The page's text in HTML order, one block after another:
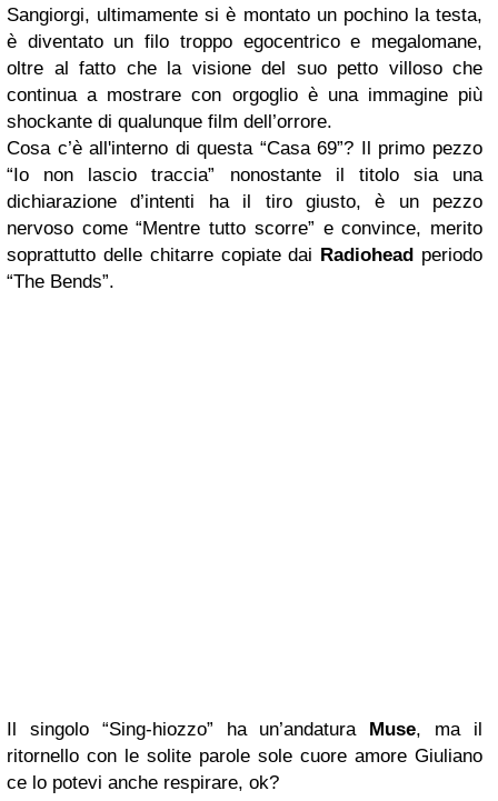
Sangiorgi, ultimamente si è montato un pochino la testa,
è diventato un filo troppo egocentrico e megalomane,
oltre al fatto che la visione del suo petto villoso che
continua a mostrare con orgoglio è una immagine più
shockante di qualunque film dell’orrore.
Cosa c’è all'interno di questa “Casa 69”? Il primo pezzo
“Io non lascio traccia” nonostante il titolo sia una
dichiarazione d’intenti ha il tiro giusto, è un pezzo
nervoso come “Mentre tutto scorre” e convince, merito
soprattutto delle chitarre copiate dai Radiohead periodo
“The Bends”.
Il singolo “Sing-hiozzo” ha un’andatura Muse, ma il
ritornello con le solite parole sole cuore amore Giuliano
ce lo potevi anche respirare, ok?